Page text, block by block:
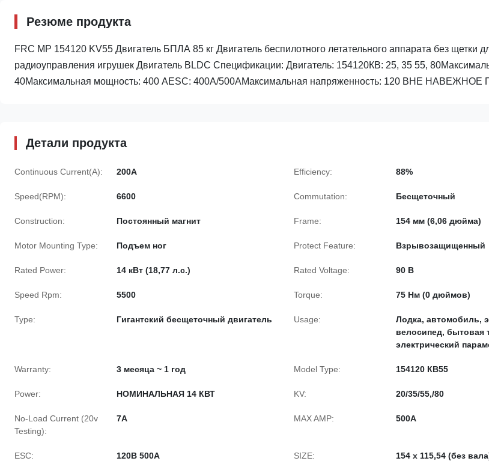
Резюме продукта
FRC MP 154120 KV55 Двигатель БПЛА 85 кг Двигатель беспилотного летательного аппарата без щетки
радиоуправления игрушек Двигатель BLDC Спецификации: Двигатель: 154120КВ: 25, 35 55,
40Максимальная мощность: 400 AESC: 400A/500AМаксимальная напряженность: 120 ВНЕ НАВЕЖНОЕ
Детали продукта
Continuous Current(A): 200А Efficiency: 88%
Speed(RPM): 6600 Commutation: Бесщеточный
Construction: Постоянный магнит Frame: 154 мм (6,06 дюйма)
Motor Mounting Type: Подъем ног Protect Feature: Взрывозащищенный
Rated Power: 14 кВт (18,77 л.с.) Rated Voltage: 90 В
Speed Rpm: 5500 Torque: 75 Нм (0 дюймов)
Type: Гигантский бесщеточный двигатель Usage:
Лодка, автомобиль,
велосипед, бытовая
электрический
Warranty: 3 месяца ~ 1 год Model Type: 154120 КВ55
Power: НОМИНАЛЬНАЯ 14 КВТ KV: 20/35/55,/80
No-Load Current (20v
Testing):
7A MAX AMP: 500А
ESC: 120В 500А SIZE: 154 х 115,54 (без